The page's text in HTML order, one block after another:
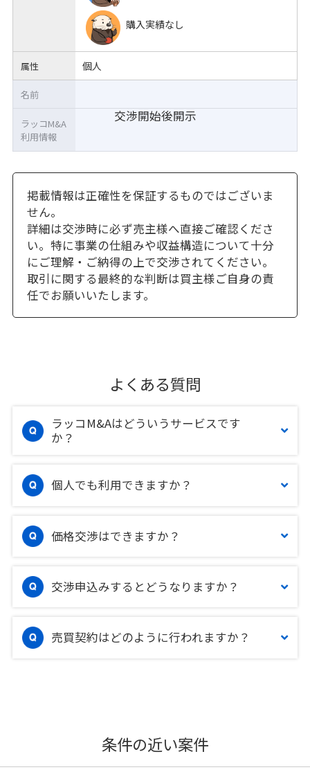
購入実績なし
属性 個人
交渉開始後開示
名前
ラッコM&A
利用情報
掲載情報は正確性を保証するものではございま
せん。
詳細は交渉時に必ず売主様へ直接ご確認くださ
い。特に事業の仕組みや収益構造について十分
にご理解・ご納得の上で交渉されてください。
取引に関する最終的な判断は買主様ご自身の責
任でお願いいたします。
よくある質問
ラッコM&Aはどういうサービスです
か？
個人でも利用できますか？
価格交渉はできますか？
交渉申込みするとどうなりますか？
売買契約はどのように行われますか？
条件の近い案件